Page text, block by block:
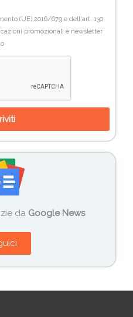
(UE) 2016/679 e dell'art. 130
promozionali e newsletter
da Google News